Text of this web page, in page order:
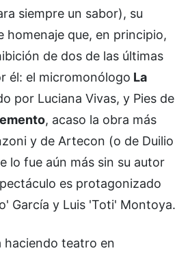
siempre un sabor), su
homenaje que, en principio,
de dos de las últimas
él: el micromonólogo La
por Luciana Vivas, y Pies de
, acaso la obra más
y de Artecon (o de Duilio
lo fue aún más sin su autor
es protagonizado
García y Luis 'Toti' Montoya.
haciendo teatro en